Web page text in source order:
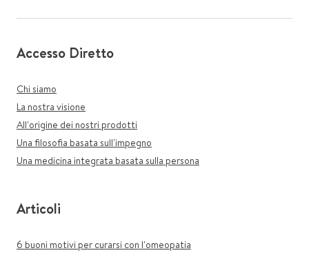
Accesso Diretto
Chi siamo
La nostra visione
All'origine dei nostri prodotti
Una filosofia basata sull'impegno
Una medicina integrata basata sulla persona
Articoli
6 buoni motivi per curarsi con l'omeopatia